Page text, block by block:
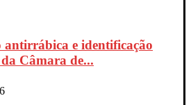
antirrábica e identificação
Câmara de...